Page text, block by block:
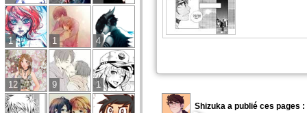
1 1 4
12 9 1
Shizuka a publié ces pages :